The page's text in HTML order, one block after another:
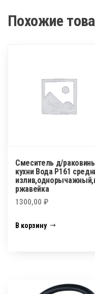
высокий
Похожие
Смеситель д/
кухни Вода Р161
ржавейка
1300,00 ₽
В корзину